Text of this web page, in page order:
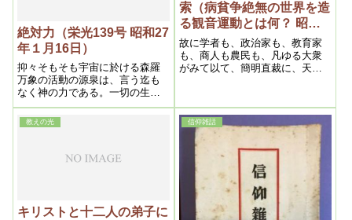
絶対力（栄光139号 昭和27
年１月16日）
抑々そもそも宇宙に於ける森羅
万象の活動の源泉は、言う迄も
なく神の力である。一切の生成
流転も力の現われであり、万有
を動かすのも、静止させるのも
勿論力である。人間始め凡ゆる
って生れ、力によって死滅す
索（病貧争絶無の世界を造
る観音運動とは何？ 昭和
十年九月十五日）
故に学者も、政治家も、教育家
も、商人も農民も、凡ゆる大衆
がみて以て、簡明直裁に、天地
真の救世的、大威力を有(も)った
ものである。
教えの光
キリストと十二人の弟子に
信仰雑話